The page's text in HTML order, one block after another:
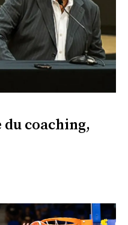
du coaching,